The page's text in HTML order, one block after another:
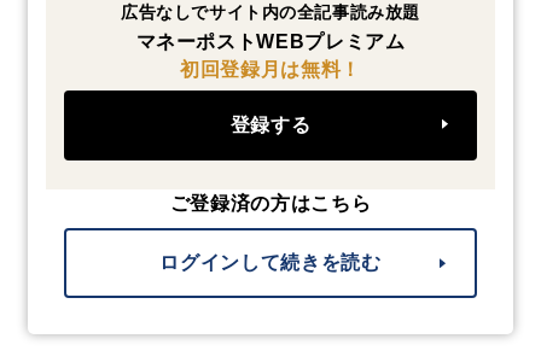
広告なしでサイト内の全記事読み放題
マネーポストWEBプレミアム
初回登録月は無料！
登録する
ご登録済の方はこちら
ログインして続きを読む